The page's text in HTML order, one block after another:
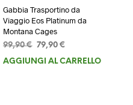
Gabbia Trasportino da
Viaggio Eos Platinum da
Montana Cages
99,90€ Il
prezzo
79,90 €Il
prezzo
AGGIUNGI AL CARRELLO